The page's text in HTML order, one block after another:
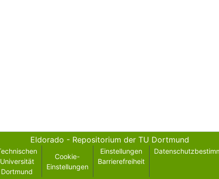
Eldorado - Repositorium der TU Dortmund
Universität
Dortmund
Cookie-
Einstellungen
Einstellungen
Barrierefreiheit